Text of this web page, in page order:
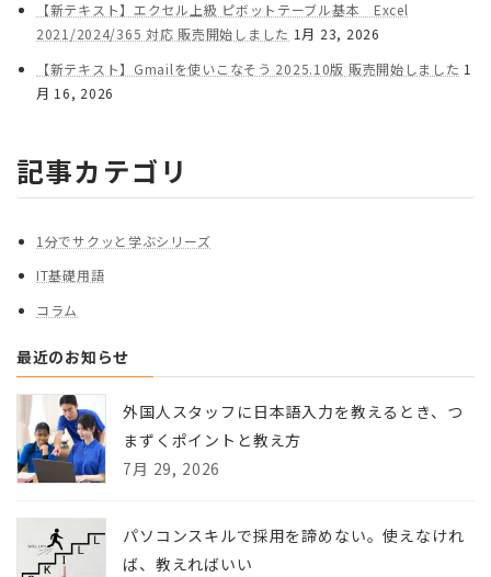
【新テキスト】エクセル上級 ピボットテーブル基本 Excel
2021/2024/365 対応 販売開始しました 1月 23, 2026
【新テキスト】Gmailを使いこなそう 2025.10版 販売開始しました 1
月 16, 2026
記事カテゴリ
1分でサクッと学ぶシリーズ
IT基礎用語
コラム
最近のお知らせ
外国人スタッフに日本語入力を教えるとき、つ
まずくポイントと教え方
7月 29, 2026
パソコンスキルで採用を諦めない。使えなけれ
ば、教えればいい